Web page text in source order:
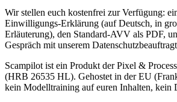
Wir stellen euch kostenfrei zur Verfügung:
Einwilligungs-Erklärung (auf Deutsch, in
Erläuterung), den Standard-AVV als PDF,
Gespräch mit unserem
Scampilot ist ein Produkt der Pixel &
(HRB 26535 HL). Gehostet in der EU
kein Modelltraining auf euren Inhalten, kein